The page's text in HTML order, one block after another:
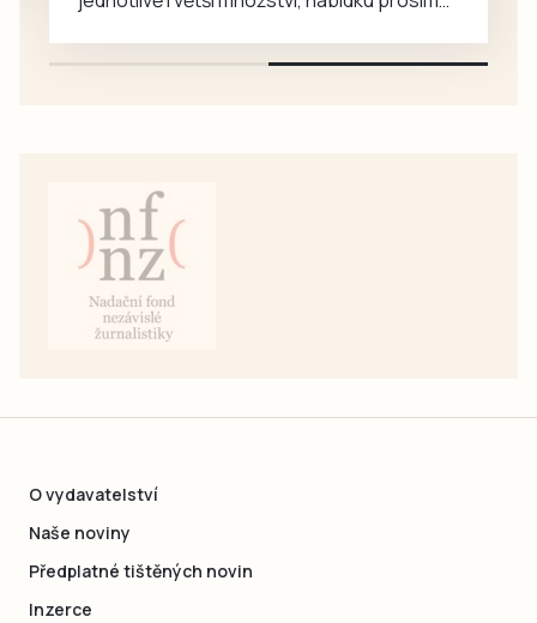
O vydavatelství
Naše noviny
Předplatné tištěných novin
Inzerce